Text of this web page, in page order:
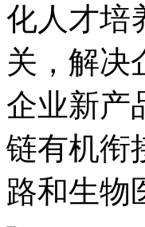
化人才培
关，解决
企业新产
链有机衔
路和生物